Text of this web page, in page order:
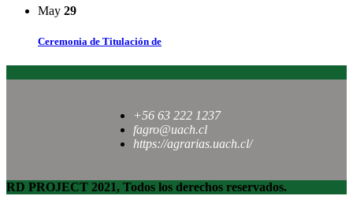
May 29
Ceremonia de Titulación de
+56 63 222 1237
fagro@uach.cl
https://agrarias.uach.cl/
RD PROJECT 2021, Todos los derechos reservados.